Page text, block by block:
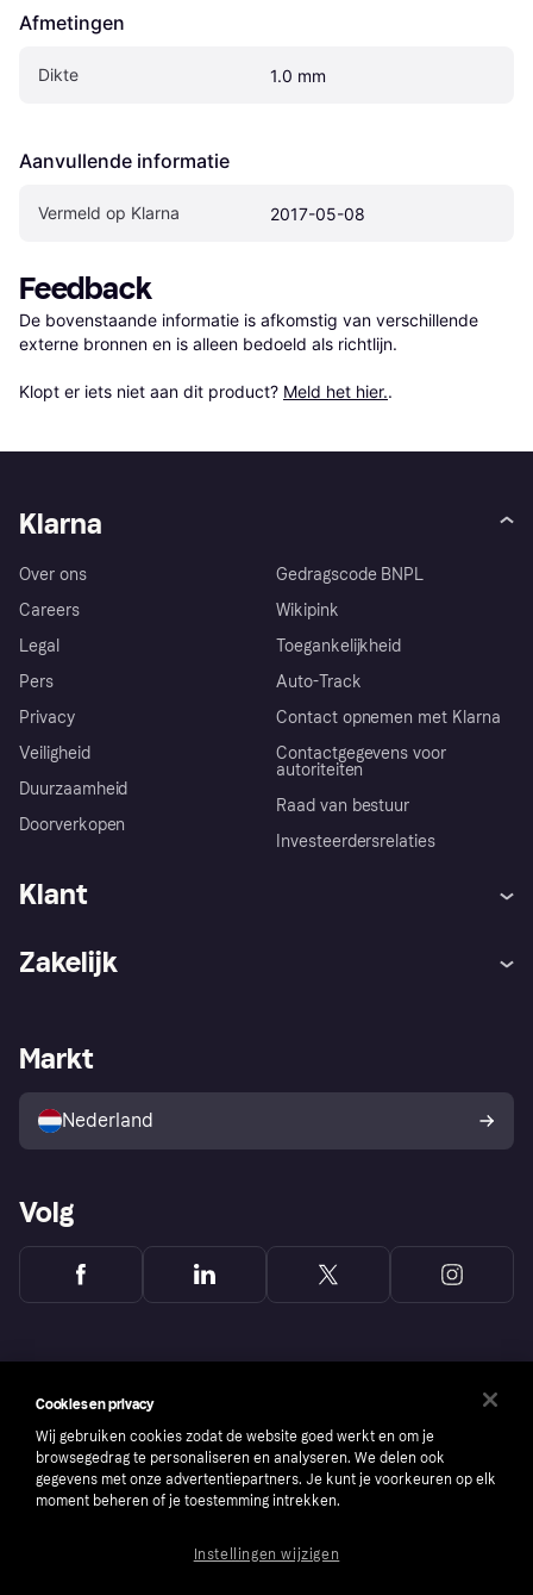
Afmetingen
Dikte 1.0 mm
Aanvullende informatie
Vermeld op Klarna 2017-05-08
Feedback
De bovenstaande informatie is afkomstig van verschillende
externe bronnen en is alleen bedoeld als richtlijn.
Klopt er iets niet aan dit product? Meld het hier..
Klarna
Over ons
Careers
Legal
Pers
Privacy
Veiligheid
Duurzaamheid
Doorverkopen
Gedragscode BNPL
Wikipink
Toegankelijkheid
Auto-Track
Contact opnemen met Klarna
Contactgegevens voor
autoriteiten
Raad van bestuur
Investeerdersrelaties
Klant
Winkeloverzicht
Kopersbescherming voor
consumenten
Zakelijk
Zakelijke login
Markt
Nederland
Volg
Cookies en privacy
Wij gebruiken cookies zodat de website goed werkt en om je
browsegedrag te personaliseren en analyseren. We delen ook
gegevens met onze advertentiepartners. Je kunt je voorkeuren op elk
moment beheren of je toestemming intrekken.
Instellingen wijzigen